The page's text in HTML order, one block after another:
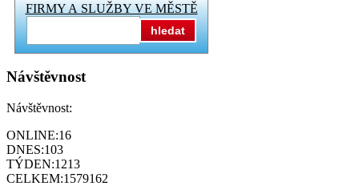
FIRMY A SLUŽBY VE MĚSTĚ
hledat
Návštěvnost
Návštěvnost:
ONLINE:16
DNES:103
TÝDEN:1213
CELKEM:1579162